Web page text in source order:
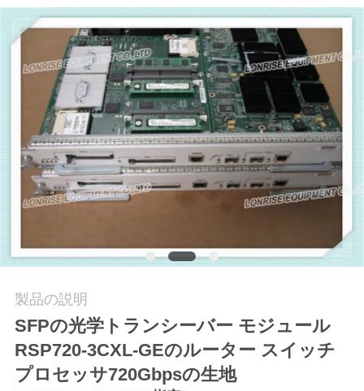
場
ツ
ア
品
質
理
連
絡
製品の説明
SFPの光学トランシーバー モジュール
RSP720-3CXL-GEのルーター スイッチ
プロセッサ720Gbpsの生地